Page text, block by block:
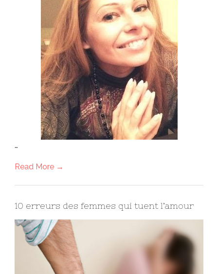
…
Read More →
10 erreurs des femmes qui tuent l’amour